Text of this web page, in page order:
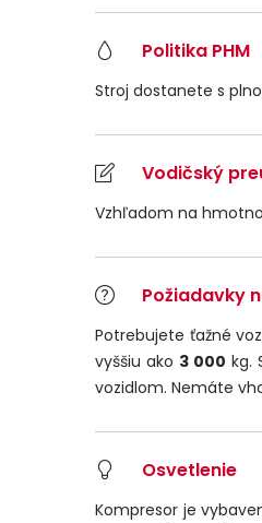
Politika PHM
Stroj dostanete s
Vodičský
Vzhľadom na
Požiadavky
Potrebujete ťažné
vyššiu ako 3 000 kg.
vozidlom. Nemáte
Osvetlenie
Kompresor je